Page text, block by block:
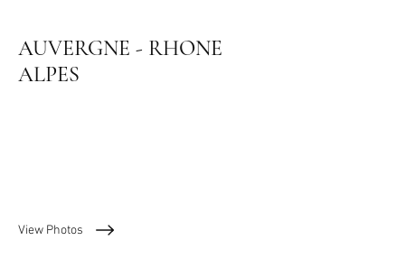
AUVERGNE - RHONE
ALPES
View Photos